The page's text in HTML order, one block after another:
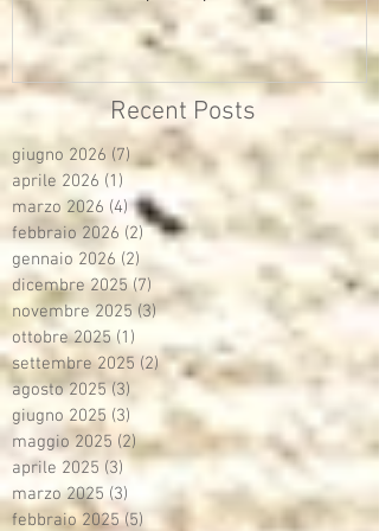
multimediali Avisco
Recent Posts
giugno 2026 (7) 7 post
aprile 2026 (1) 1 post
marzo 2026 (4)4 post
febbraio 2026 (2)2 post
gennaio 2026 (2)
dicembre 2025 (7) 7 post
novembre 2025 (3)3 post
ottobre 2025 (1)
settembre 2025 (2)2 post
agosto 2025 (3)
giugno 2025 (3)
maggio 2025 (2)2 post
aprile 2025 (3) 3 post
marzo 2025 (3) 3 post
febbraio 2025 (5)